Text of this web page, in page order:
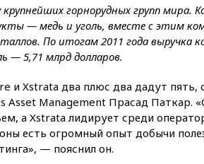
горнорудных групп мира.
— медь и уголь, вместе с этим
По итогам 2011 года выручка
— 5,71 млрд долларов.
и Xstrata два плюс два дадут
Asset Management Прасад Паткар.
а Xstrata лидирует среди
есть огромный опыт добычи
— пояснил он.